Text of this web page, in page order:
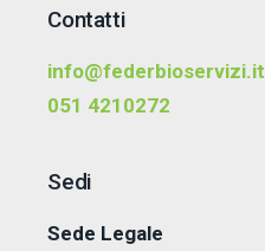
Contatti
info@federbioservizi.it
051 4210272
Sedi
Sede Legale